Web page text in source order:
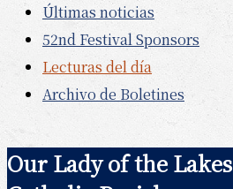
Últimas noticias
52nd Festival Sponsors
Lecturas del día
Archivo de Boletines
Our Lady of the Lakes